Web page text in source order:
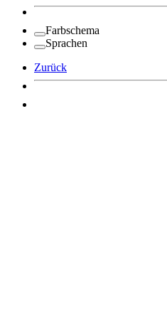
Farbschema
Sprachen
Zurück